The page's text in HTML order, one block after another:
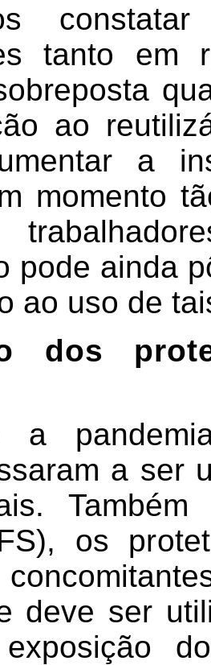
tanto em
ao
a
momento
pode ainda
ao uso de
dos
a
a ser
os
deve ser